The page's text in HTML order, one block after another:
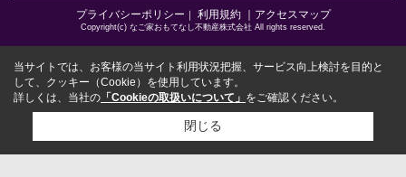
プライバシーポリシー 利用規約 ｜アクセスマップ
Copyright(c) なご家おもてなし不動産株式会社 All rights reserved.
当サイトでは、お客様の当サイト利用状況把握、サービス向上検討を目的と
して、クッキー（Cookie）を使用しています。
詳しくは、当社の 「Cookieの取扱いについて」 をご確認ください。
閉じる